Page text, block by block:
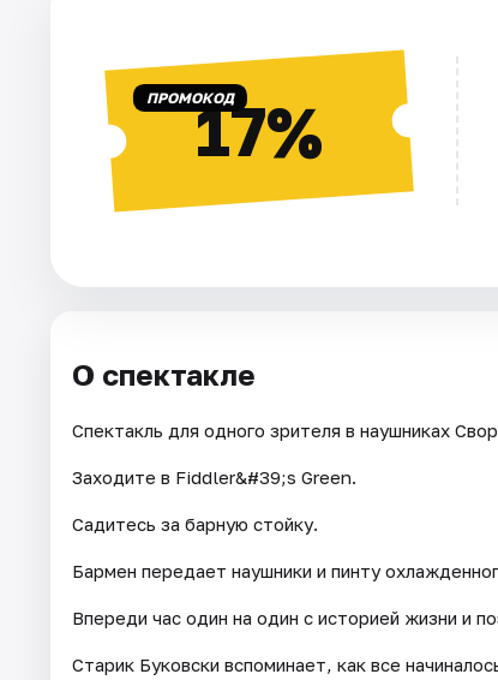
Рейтинги
ПРОМОКОД17%
О спектакле
Спектакль для одного зрителя в наушниках
Заходите в Fiddler&#39;s Green.
Садитесь за барную стойку.
Бармен передает наушники и пинту
Впереди час один на один с историей жизни и
Старик Буковски вспоминает, как все